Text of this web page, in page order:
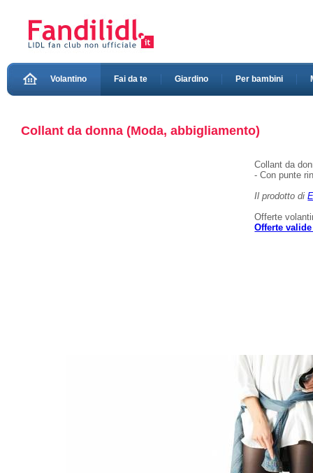
Volantino Fai da te Giardino Per bambini
Collant da donna (Moda, abbigliamento)
Collant da
- Con punte
Il prodotto di
Offerte
Offerte